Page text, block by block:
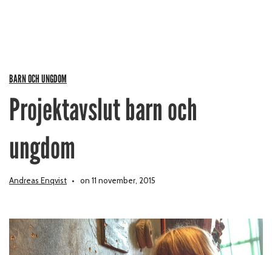
BARN OCH UNGDOM
Projektavslut barn och
ungdom
Andreas Enqvist on 11 november, 2015